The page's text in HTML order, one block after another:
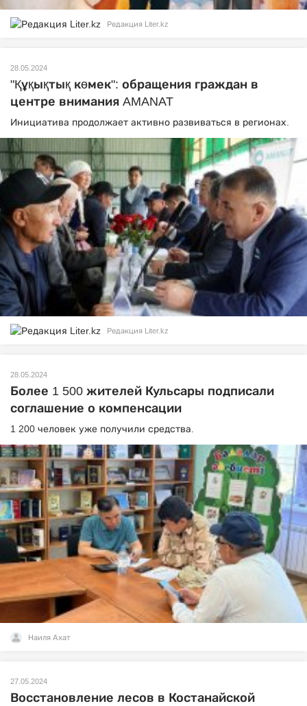
Редакция Liter.kz
28.05.2024
"Құқықтық көмек": обращения граждан в
центре внимания AMANAT
Инициатива продолжает активно развиваться в регионах.
Редакция Liter.kz
28.05.2024
Более 1 500 жителей Кульсары подписали
соглашение о компенсации
1 200 человек уже получили средства.
Наиля Ахат
27.05.2024
Восстановление лесов в Костанайской